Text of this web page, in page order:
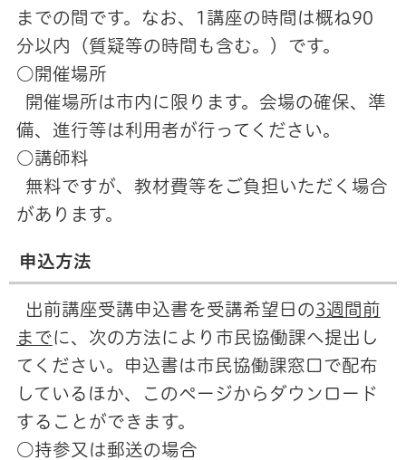
までの間です。なお、1講座の時間は概ね90
分以内（質疑等の時間も含む。）です。
○開催場所
開催場所は市内に限ります。会場の確保、準
備、進行等は利用者が行ってください。
○講師料
無料ですが、教材費等をご負担いただく場合
があります。
申込方法
出前講座受講申込書を受講希望日の 3週間前
までに、次の方法により市民協働課へ提出し
てください。申込書は市民協働課窓口で配布
しているほか、このページからダウンロード
することができます。
○持参又は郵送の場合